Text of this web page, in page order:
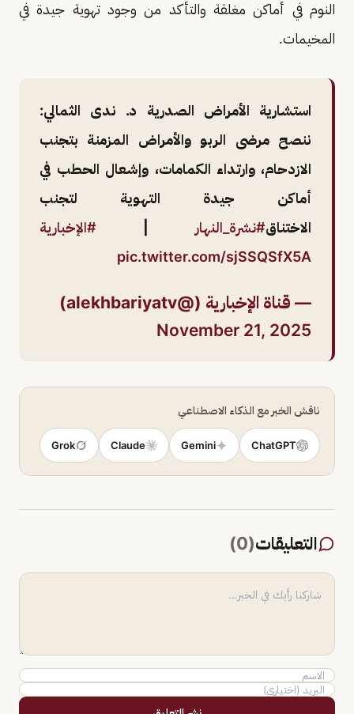
النوم في أماكن مغلقة والتأكد من وجود تهوية جيدة في
المخيمات.
استشارية الأمراض الصدرية د. ندى الثمالي:
ننصح مرضى الربو والأمراض المزمنة بتجنب
الازدحام، وارتداء الكمامات، وإشعال الحطب في
أماكن جيدة التهوية لتجنب
الاختناق#نشرة_النهار
#الإخبارية
pic.twitter.com/sjSSQSfX5A
— قناة الإخبارية (@alekhbariyatv)
November 21, 2025
ناقش الخبر مع الذكاء الاصطناعي
ChatGPT
Gemini
Claude
Grok
التعليقات(
0
)